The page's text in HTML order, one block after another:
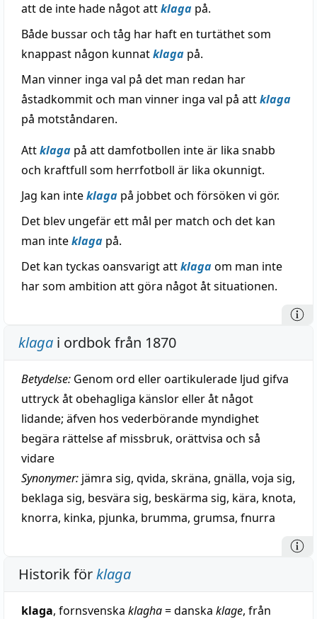
att de inte hade något attklaga på.
Både bussar och tåg har haft en turtäthet som
knappast någon kunnatklaga på.
Man vinner inga val på det man redan har
åstadkommit och man vinner inga val på attklaga
på motståndaren.
Attklaga på att damfotbollen inte är lika snabb
och kraftfull som herrfotboll är lika okunnigt.
Jag kan inteklaga på jobbet och försöken vi gör.
Det blev ungefär ett mål per match och det kan
man inteklaga på.
Det kan tyckas oansvarigt attklagaom man inte
har som ambition att göra något åt situationen.
klaga i ordbok från 1870
Betydelse: Genom ord eller oartikulerade ljud gifva
uttryck åt obehagliga känslor eller åt något
lidande; äfven hos vederbörande myndighet
begära rättelse af missbruk, orättvisa och så
vidare
Synonymer: jämra sig, qvida, skräna, gnälla, voja sig,
beklaga sig, besvära sig, beskärma sig, kära, knota,
knorra, kinka, pjunka, brumma, grumsa, fnurra
Historik förklaga
klaga, fornsvenska klagha= danska klage, från